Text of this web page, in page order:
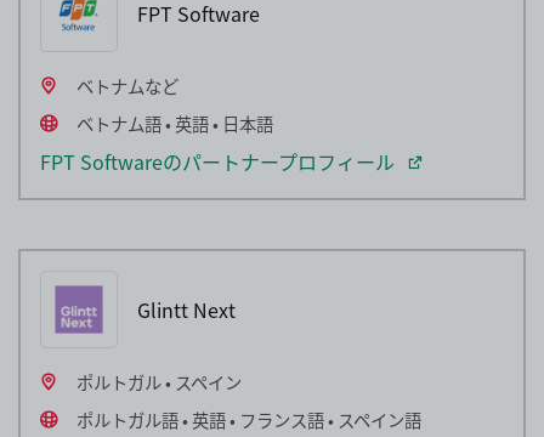
FPT Software
ベトナムなど
ベトナム語 • 英語 • 日本語
FPT Softwareのパートナープロフィール
Glintt Next
ポルトガル • スペイン
ポルトガル語 • 英語 • フランス語 • スペイン語